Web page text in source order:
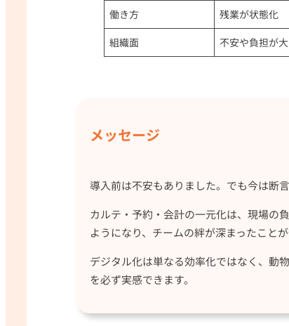
働き方
残業が状態化
組織面
不安や負担が
メッセージ
導入前は不安もありました。でも今は断
カルテ・予約・会計の一元化は、現場の
ようになり、チームの絆が深まったことが
デジタル化は単なる効率化ではなく、動
を必ず実感できます。